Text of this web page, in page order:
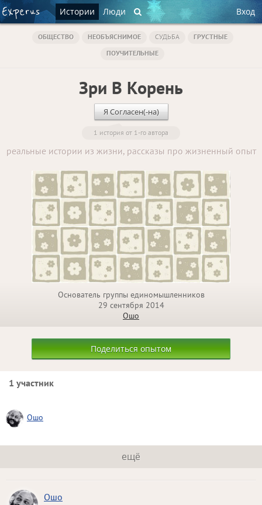
Истории Люди Вход
ОБЩЕСТВО НЕОБЪЯСНИМОЕ СУДЬБА
ГРУСТНЫЕ
ПОУЧИТЕЛЬНЫЕ
Зри В Корень
Я Согласен(-на)
1 история от 1-го автора
реальные истории из жизни, рассказы про жизненный опыт
Основатель группы единомышленников
29 сентября 2014
Ошо
Поделиться опытом
1 участник
Ошо
ещё
Ошо